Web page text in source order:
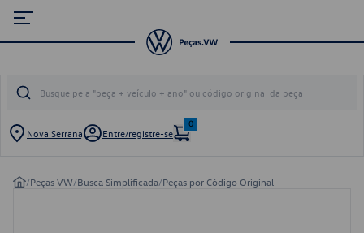
Nova Serrana Entre/registre-se
0
/Peças VW/Busca Simplificada/Peças por Código Original